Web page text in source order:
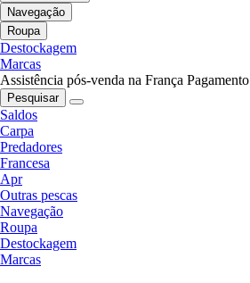
Navegação
Roupa
Destockagem
Marcas
Assistência pós-venda na França
Pesquisar
Saldos
Carpa
Predadores
Francesa
Apr
Outras pescas
Navegação
Roupa
Destockagem
Marcas